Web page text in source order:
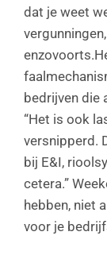
dat je weet
bedrijven die
“Het is ook
versnipperd.
bij E&I,
cetera.”
hebben, niet
voor je